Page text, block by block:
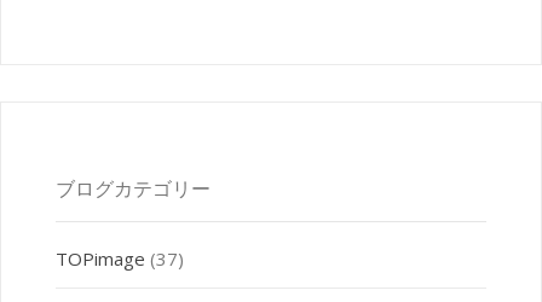
ブログカテゴリー
TOPimage (37)